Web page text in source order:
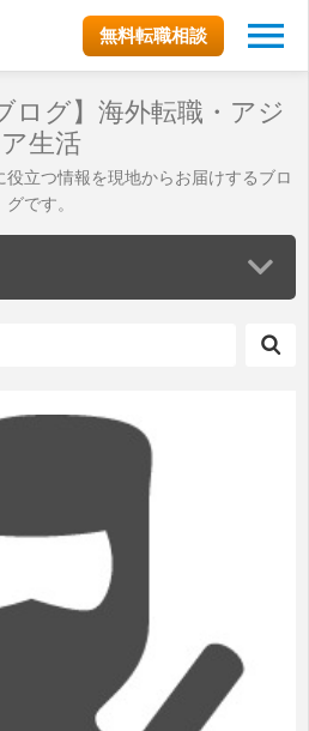
無料転職相談
ログ】海外転職・アジ
ア生活
立つ情報を現地からお届けするブロ
グです。